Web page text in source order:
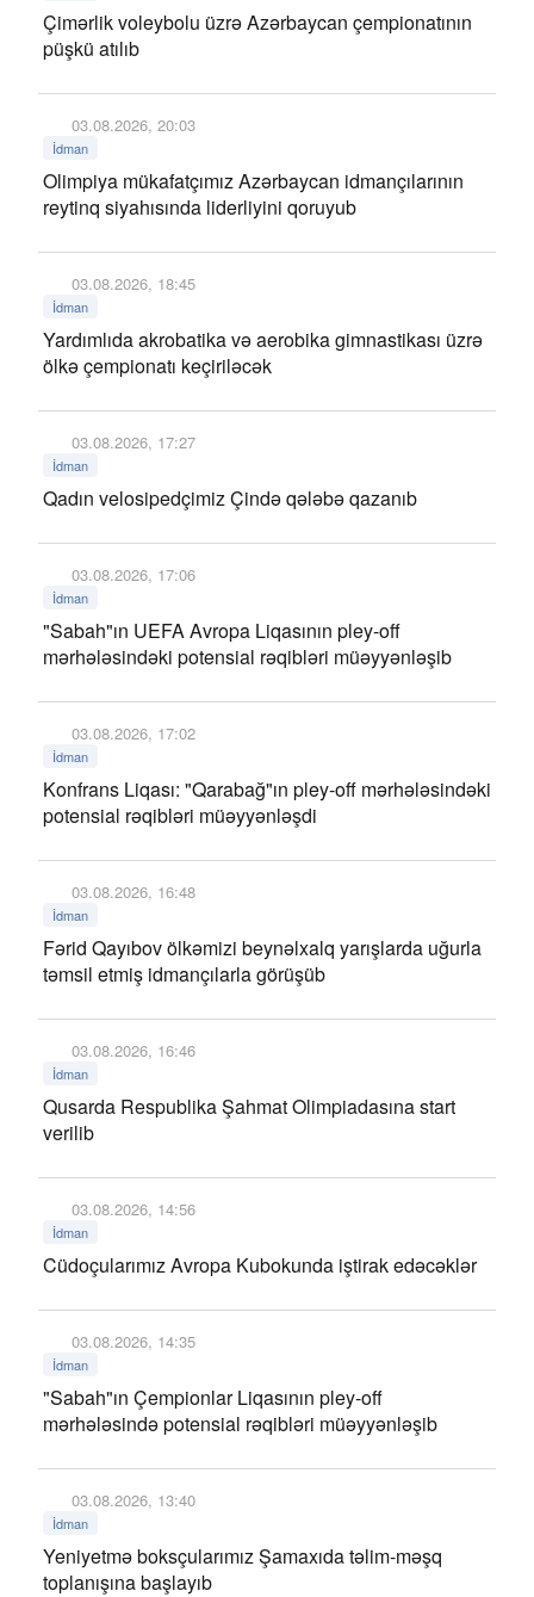
Çimərlik voleybolu üzrə Azərbaycan çempionatının
püşkü atılıb
03.08.2026, 20:03
İdman
Olimpiya mükafatçımız Azərbaycan idmançılarının
reytinq siyahısında liderliyini qoruyub
03.08.2026, 18:45
İdman
Yardımlıda akrobatika və aerobika gimnastikası üzrə
ölkə çempionatı keçiriləcək
03.08.2026, 17:27
İdman
Qadın velosipedçimiz Çində qələbə qazanıb
03.08.2026, 17:06
İdman
"Sabah"ın UEFA Avropa Liqasının pley-off
mərhələsindəki potensial rəqibləri müəyyənləşib
03.08.2026, 17:02
İdman
Konfrans Liqası: "Qarabağ"ın pley-off mərhələsindəki
potensial rəqibləri müəyyənləşdi
03.08.2026, 16:48
İdman
Fərid Qayıbov ölkəmizi beynəlxalq yarışlarda uğurla
təmsil etmiş idmançılarla görüşüb
03.08.2026, 16:46
İdman
Qusarda Respublika Şahmat Olimpiadasına start
verilib
03.08.2026, 14:56
İdman
Cüdoçularımız Avropa Kubokunda iştirak edəcəklər
03.08.2026, 14:35
İdman
"Sabah"ın Çempionlar Liqasının pley-off
mərhələsində potensial rəqibləri müəyyənləşib
03.08.2026, 13:40
İdman
Yeniyetmə boksçularımız Şamaxıda təlim-məşq
toplanışına başlayıb